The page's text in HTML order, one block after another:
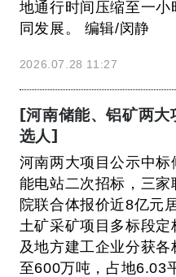
地通行时间压缩至一
同发展。 编辑/闵静
2026.07.28 11:27
[河南储能、铝矿两大
选人]
河南两大项目公示中
能电站二次招标，三
院联合体报价近8亿元
土矿采矿项目多标段
及地方建工企业分获
至600万吨，占地6.03